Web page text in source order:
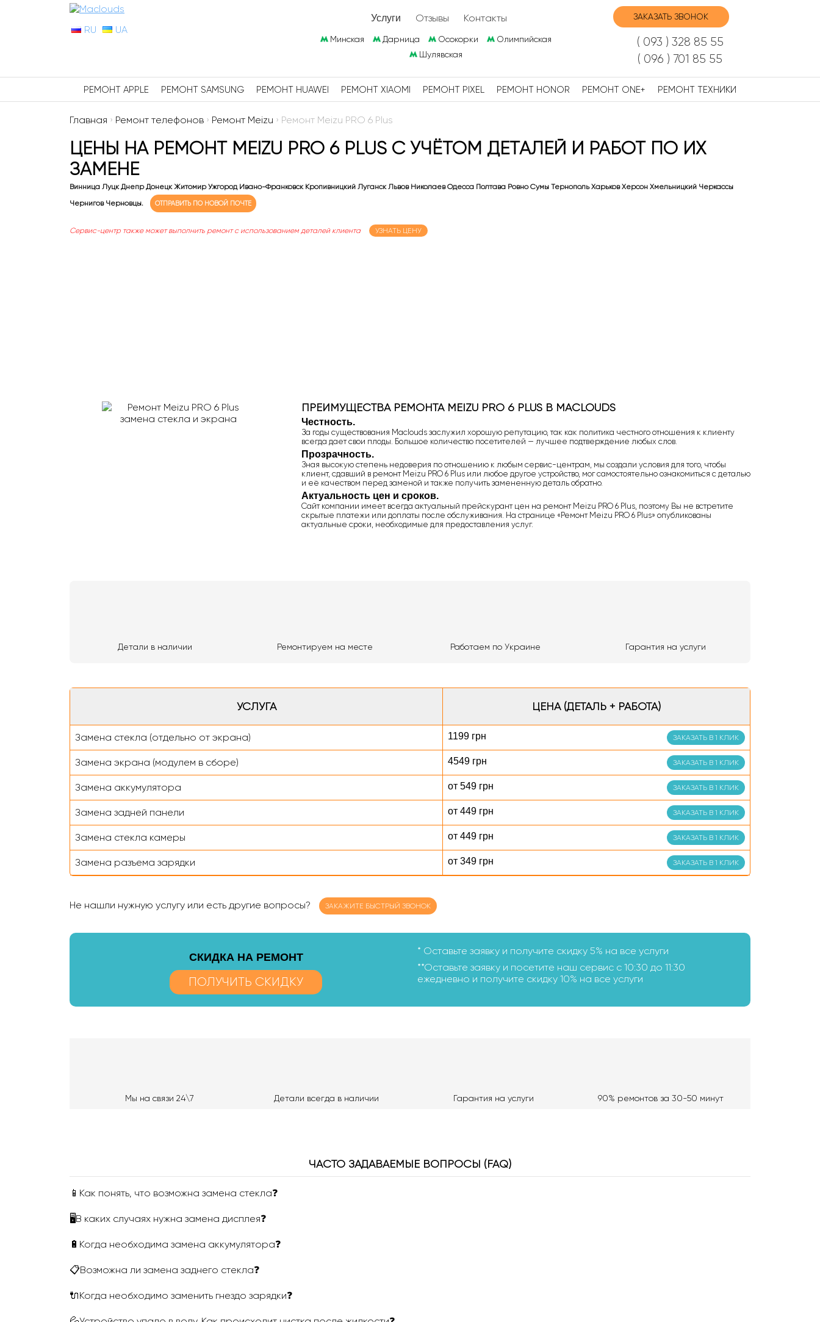
RU UA
Услуги Отзывы Контакты
Минская Дарница Осокорки
Олимпийская
Шулявская
ЗАКАЗАТЬ ЗВОНОК
( 093 ) 328 85 55
( 096 ) 701 85 55
РЕМОНТ APPLE РЕМОНТ SAMSUNG РЕМОНТ HUAWEI РЕМОНТ XIAOMI РЕМОНТ PIXEL РЕМОНТ HONOR РЕМОНТ ONE+ РЕМОНТ ТЕХНИКИ
Главная › Ремонт телефонов › Ремонт Meizu › Ремонт Meizu PRO 6 Plus
ЦЕНЫ НА РЕМОНТ MEIZU PRO 6 PLUS С УЧЁТОМ ДЕТАЛЕЙ И РАБОТ ПО ИХ
ЗАМЕНЕ
Винница Луцк Днепр Донецк Житомир Ужгород Ивано-Франковск Кропивницкий Луганск Львов Николаев Одесса Полтава Ровно Сумы Тернополь Харьков Херсон Хмельницкий Черкассы
Чернигов Черновцы.
ОТПРАВИТЬ ПО НОВОЙ ПОЧТЕ
Сервис-центр также может выполнить ремонт с использованием деталей клиента УЗНАТЬ ЦЕНУ
ПРЕИМУЩЕСТВА РЕМОНТА MEIZU PRO 6 PLUS В MACLOUDS
Честность.
За годы существования Maclouds заслужил хорошую репутацию, так как политика честного отношения к клиенту
всегда дает свои плоды. Большое количество посетителей — лучшее подтверждение любых слов.
Прозрачность.
Зная высокую степень недоверия по отношению к любым сервис-центрам, мы создали условия для того, чтобы
клиент, сдавший в ремонт Meizu PRO 6 Plus или любое другое устройство, мог самостоятельно ознакомиться с деталью
и её качеством перед заменой и также получить замененную деталь обратно.
Актуальность цен и сроков.
Сайт компании имеет всегда актуальный прейскурант цен на ремонт Meizu PRO 6 Plus, поэтому Вы не встретите
скрытые платежи или доплаты после обслуживания. На странице «Ремонт Meizu PRO 6 Plus» опубликованы
актуальные сроки, необходимые для предоставления услуг.
Детали в наличии Ремонтируем на месте Работаем по Украине Гарантия на услуги
УСЛУГА ЦЕНА (ДЕТАЛЬ + РАБОТА)
Замена стекла (отдельно от экрана) 1199 грн ЗАКАЗАТЬ В 1 КЛИК
Замена экрана (модулем в сборе) 4549 грн ЗАКАЗАТЬ В 1 КЛИК
Замена аккумулятора от 549 грн ЗАКАЗАТЬ В 1 КЛИК
Замена задней панели от 449 грн ЗАКАЗАТЬ В 1 КЛИК
Замена стекла камеры от 449 грн ЗАКАЗАТЬ В 1 КЛИК
Замена разъема зарядки от 349 грн ЗАКАЗАТЬ В 1 КЛИК
Не нашли нужную услугу или есть другие вопросы? ЗАКАЖИТЕ БЫСТРЫЙ ЗВОНОК
CКИДКА НА РЕМОНТ
ПОЛУЧИТЬ СКИДКУ
* Оставьте заявку и получите скидку 5% на все услуги
**Оставьте заявку и посетите наш сервис с 10:30 до 11:30
ежедневно и получите скидку 10% на все услуги
Мы на связи 24\7 Детали всегда в наличии Гарантия на услуги 90% ремонтов за 30-50 минут
ЧАСТО ЗАДАВАЕМЫЕ ВОПРОСЫ (FAQ)
📱Как понять, что возможна замена стекла❓
🖥В каких случаях нужна замена дисплея❓
🔋Когда необходима замена аккумулятора❓
📋Возможна ли замена заднего стекла❓
🔌Когда необходимо заменить гнездо зарядки❓